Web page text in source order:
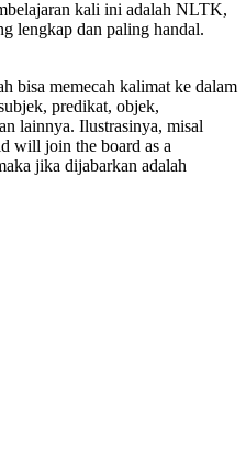
kali ini adalah NLTK,
lengkap dan paling handal.
bisa memecah kalimat ke dalam
predikat, objek,
lainnya. Ilustrasinya, misal
will join the board as a
jika dijabarkan adalah